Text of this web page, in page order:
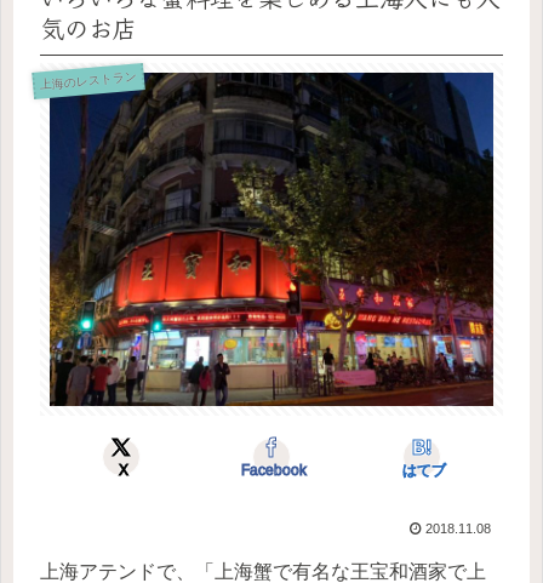
気のお店
上海のレストラン
X Facebook はてブ
2018.11.08
上海アテンドで、「上海蟹で有名な王宝和酒家で上